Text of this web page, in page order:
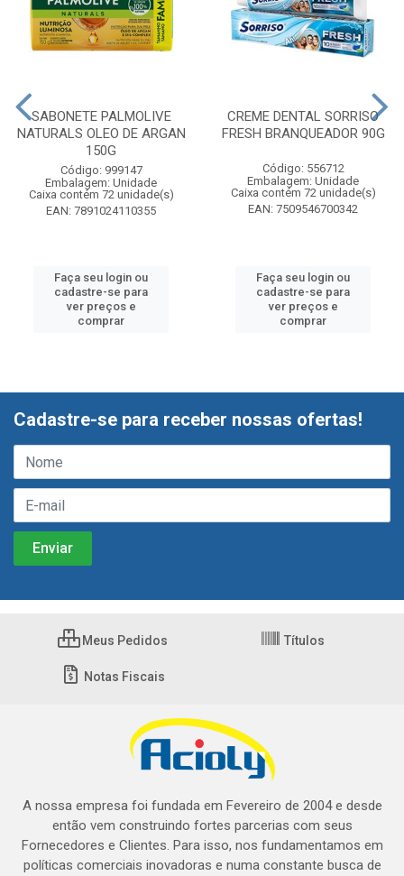
SABONETE PALMOLIVE
NATURALS OLEO DE ARGAN
150G
Código: 999147
Embalagem: Unidade
Caixa contém 72 unidade(s)
EAN: 7891024110355
Faça seu login ou
cadastre-se para
ver preços e
comprar
CREME DENTAL SORRISO
FRESH BRANQUEADOR 90G
Código: 556712
Embalagem: Unidade
Caixa contém 72 unidade(s)
EAN: 7509546700342
Faça seu login ou
cadastre-se para
ver preços e
comprar
Cadastre-se para receber nossas ofertas!
Meus Pedidos Títulos
Notas Fiscais
A nossa empresa foi fundada em Fevereiro de 2004 e desde
então vem construindo fortes parcerias com seus
Fornecedores e Clientes. Para isso, nos fundamentamos em
políticas comerciais inovadoras e numa constante busca de